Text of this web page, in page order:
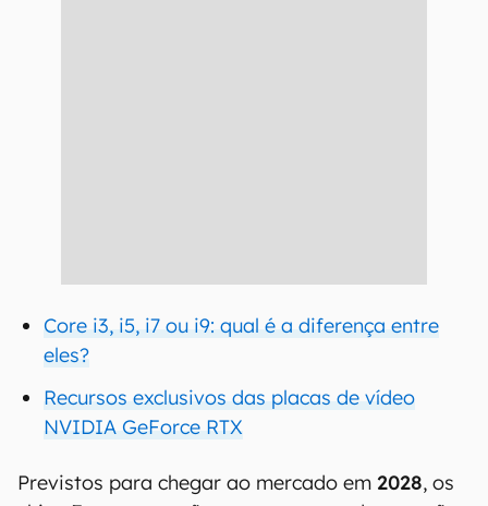
Core i3, i5, i7 ou i9: qual é a diferença entre
eles?
Recursos exclusivos das placas de vídeo
NVIDIA GeForce RTX
Previstos para chegar ao mercado em 2028, os